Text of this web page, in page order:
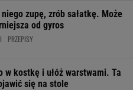
zupę, zrób sałatkę. Może
od gyros
PRZEPISY
w kostkę i ułóż warstwami. Ta
się na stole